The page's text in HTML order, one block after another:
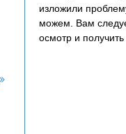
изложили
можем. Вам
осмотр и